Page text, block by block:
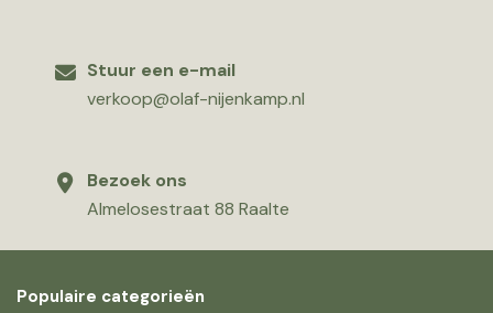
Stuur een e-mail
verkoop@olaf-nijenkamp.nl
Bezoek ons
Almelosestraat 88 Raalte
Populaire categorieën